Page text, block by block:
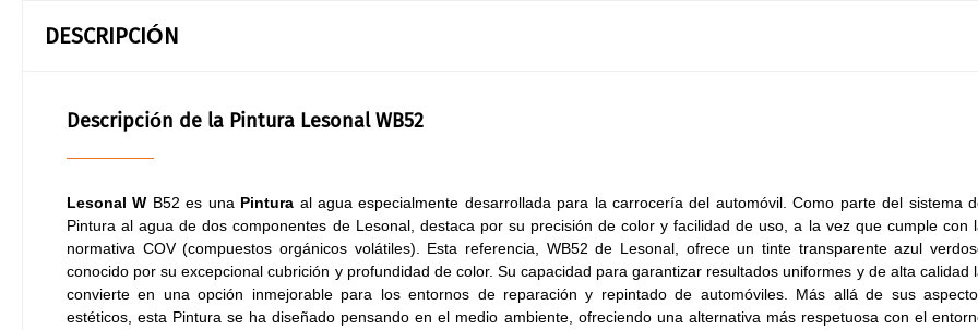
DESCRIPCIÓN
Descripción de la Pintura Lesonal WB52
Lesonal W B52 es una Pintura al agua especialmente desarrollada para la carrocería del automóvil. Como parte del sistema
Pintura al agua de dos componentes de Lesonal, destaca por su precisión de color y facilidad de uso, a la vez que cumple con
normativa COV (compuestos orgánicos volátiles). Esta referencia, WB52 de Lesonal, ofrece un tinte transparente azul
conocido por su excepcional cubrición y profundidad de color. Su capacidad para garantizar resultados uniformes y de alta calidad
convierte en una opción inmejorable para los entornos de reparación y repintado de automóviles. Más allá de sus
estéticos, esta Pintura se ha diseñado pensando en el medio ambiente, ofreciendo una alternativa más respetuosa con el